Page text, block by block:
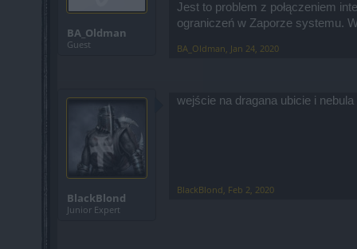
BA_Oldman
Guest
Jest to problem z połączeniem
ograniczeń w Zaporze systemu.
BA_Oldman, Jan 24, 2020
BlackBlond
Junior Expert
wejście na dragana ubicie i
BlackBlond Feb 2, 2020